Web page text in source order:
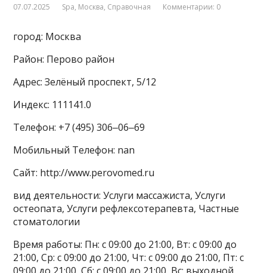
07.07.2025 Spa, Москва, Справочная Комментарии: 0
город: Москва
Район: Перово район
Адрес: Зелёный проспект, 5/12
Индекс: 111141.0
Телефон: +7 (495) 306‒06‒69
Мобильный Телефон: nan
Сайт: http://www.perovomed.ru
вид деятельности: Услуги массажиста, Услуги
остеопата, Услуги рефлексотерапевта, Частные
стоматологии
Время работы: Пн: с 09:00 до 21:00, Вт: с 09:00 до
21:00, Ср: с 09:00 до 21:00, Чт: с 09:00 до 21:00, Пт: с